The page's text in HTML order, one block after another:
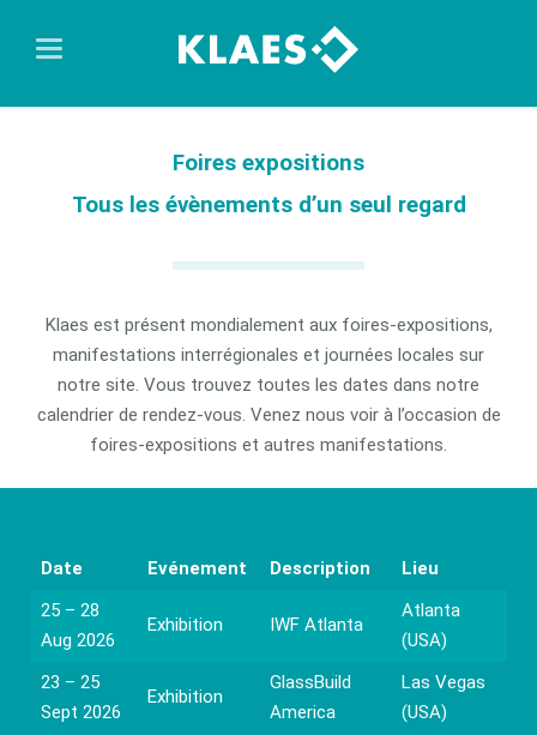
Foires expositions
Tous les évènements d’un seul regard
Klaes est présent mondialement aux foires-expositions,
manifestations interrégionales et journées locales sur
notre site. Vous trouvez toutes les dates dans notre
calendrier de rendez-vous. Venez nous voir à l’occasion de
foires-expositions et autres manifestations.
Date Evénement Description
Lieu
25 – 28
Aug 2026
Exhibition IWF Atlanta
Atlanta
(USA)
23 – 25
Sept 2026
Exhibition
GlassBuild
America
Las Vegas
(USA)